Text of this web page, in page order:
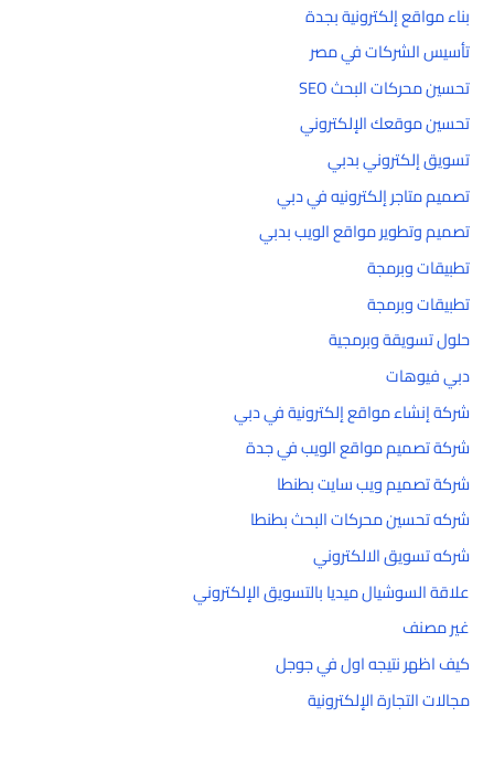
بناء مواقع إلكترونية بجدة
تأسيس الشركات في مصر
تحسين محركات البحث SEO
تحسين موقعك الإلكتروني
تسويق إلكتروني بدبي
تصميم متاجر إلكترونيه في دبي
تصميم وتطوير مواقع الويب بدبي
تطبيقات وبرمجة
تطبيقات وبرمجة
حلول تسويقة وبرمجية
دبي فيوهات
شركة إنشاء مواقع إلكترونية في دبي
شركة تصميم مواقع الويب في جدة
شركة تصميم ويب سايت بطنطا
شركه تحسين محركات البحث بطنطا
شركه تسويق الالكتروني
علاقة السوشيال ميديا بالتسويق الإلكتروني
غير مصنف
كيف اظهر نتيجه اول في جوجل
مجالات التجارة الإلكترونية